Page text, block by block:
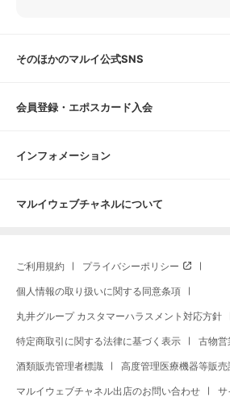
そのほかのマルイ公式SNS
会員登録・エポスカード入会
インフォメーション
マルイウェブチャネルについて
ご利用規約 プライバシーポリシー
個人情報の取り扱いに関する同意条項
丸井グループ カスタマーハラスメント対応方針
特定商取引に関する法律に基づく表示 古物営
酒類販売管理者標識 高度管理医療機器等販
マルイウェブチャネル出店のお問い合わせ サ